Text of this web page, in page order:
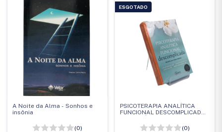
A Noite da Alma - Sonhos e
insônia
(0)
ESGOTADO
PSICOTERAPIA ANALÍTICA
FUNCIONAL DESCOMPLICADA:
RELAÇÕES TERAPÊUTICAS
(0)